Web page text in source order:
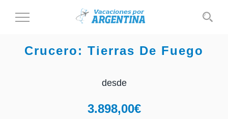
Cambiar
de
Crucero: Tierras De Fuego
desde
3.898,00€